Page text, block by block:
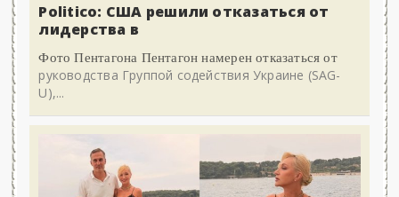
Politico: США решили отказаться от
лидерства в
Фото Пентагона Пентагон намерен отказаться от
руководства Группой содействия Украине (SAG-
U),...